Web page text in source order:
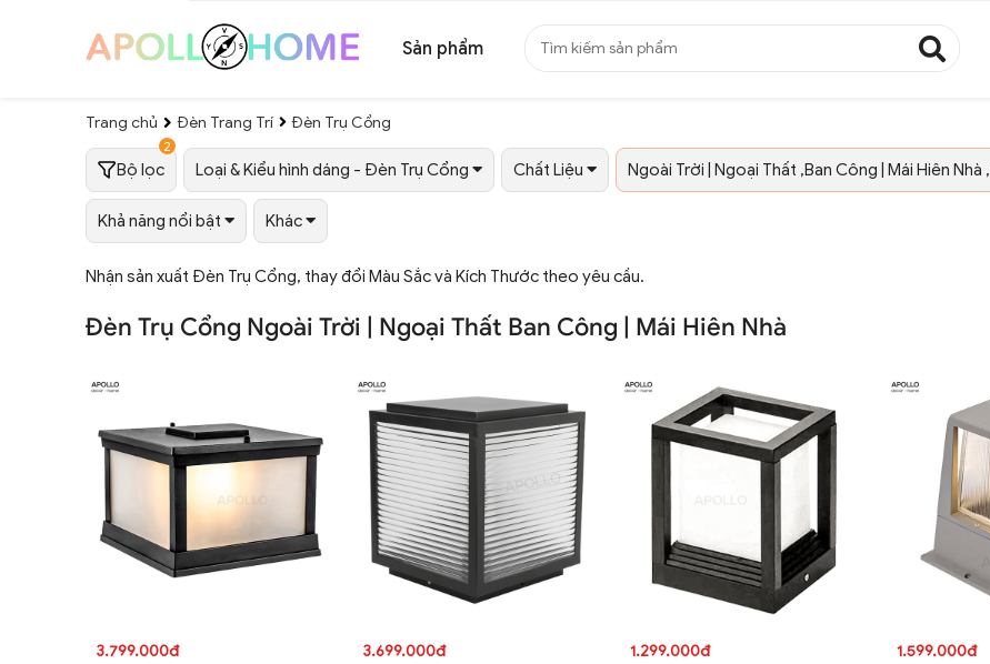
Sản phẩm
Trang chủ Đèn Trang Trí Đèn Trụ Cổng
Bộ lọc
2
Loại & Kiểu hình dáng - Đèn Trụ Cổng Chất Liệu Ngoài Trời | Ngoại Thất ,Ban Công | Mái Hiên Nhà ,
Khả năng nổi bật Khác
Nhận sản xuất Đèn Trụ Cổng, thay đổi Màu Sắc và Kích Thước theo yêu cầu.
Đèn Trụ Cổng Ngoài Trời | Ngoại Thất Ban Công | Mái Hiên Nhà
3.799.000đ
3.699.000đ
1.299.000đ
1.599.000đ